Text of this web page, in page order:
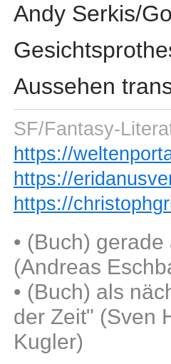
Andy Serkis/
Aussehen
SF/Fantasy-
https://
https://
https://
• (Buch) gerade
(Andreas
• (Buch) als
der Zeit" (Sven
Kugler)